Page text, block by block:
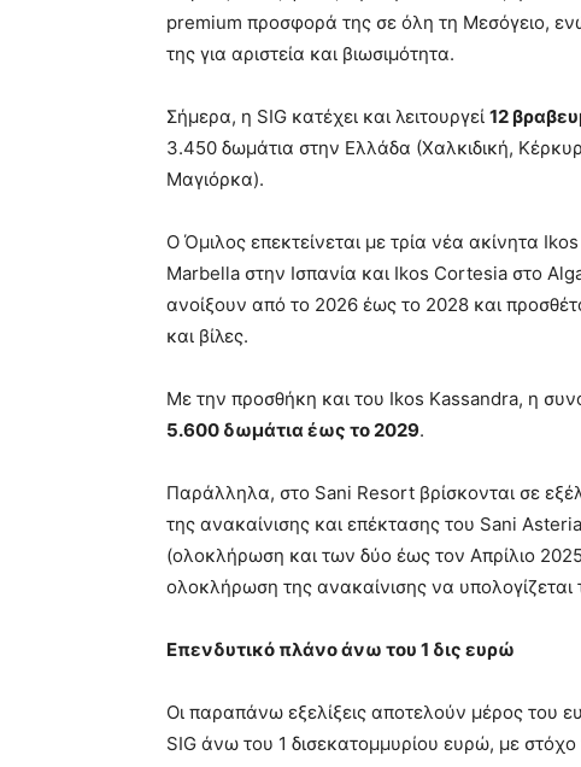
premium προσφορά της σε όλη τη Μεσόγειο,
της για αριστεία και βιωσιμότητα.
Σήμερα, η SIG κατέχει και λειτουργεί 12
3.450 δωμάτια στην Ελλάδα (Χαλκιδική,
Μαγιόρκα).
Ο Όμιλος επεκτείνεται με τρία νέα ακίνητα
Marbella στην Ισπανία και Ikos Cortesia στο
ανοίξουν από το 2026 έως το 2028 και
και βίλες.
Με την προσθήκη και του Ikos Kassandra, η
5.600 δωμάτια έως το 2029.
Παράλληλα, στο Sani Resort βρίσκονται σε
της ανακαίνισης και επέκτασης του Sani
(ολοκλήρωση και των δύο έως τον Απρίλιο
ολοκλήρωση της ανακαίνισης να υπολογίζεται
Επενδυτικό πλάνο άνω του 1 δις ευρώ
Οι παραπάνω εξελίξεις αποτελούν μέρος του
SIG άνω του 1 δισεκατομμυρίου ευρώ, με